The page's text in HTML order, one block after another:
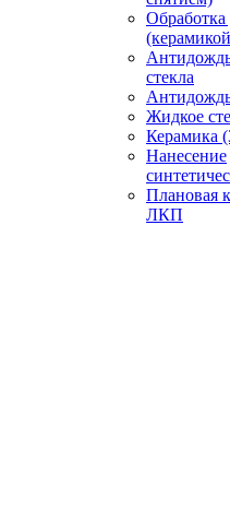
Обработка
стекла
Жидкое
Керамика
Нанесение
Плановая
ЛКП